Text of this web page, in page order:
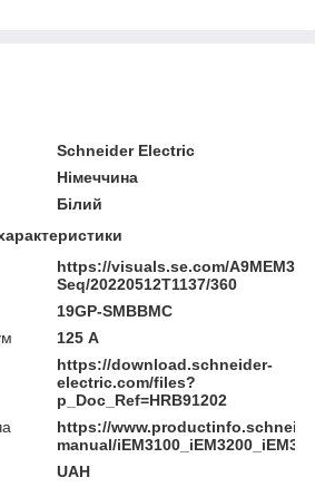
Schneider Electric
Німеччина
Білий
https://visuals.se.com/
Seq/20220512T1137/360
19GP-SMBBMC
125 А
https://download.schneider-
electric.com/files?
p_Doc_Ref=HRB91202
https://
manual/
UAH